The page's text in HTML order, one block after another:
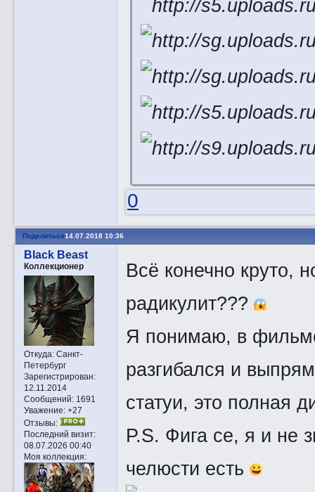
0
Поделиться14.07.2018 10:36
Black Beast
Коллекционер
Откуда:Санкт-
Петербург
Зарегистрирован:
12.11.2014
Сообщений:1691
Уважение: +27
Отзывы:
Последний визит:
08.07.2026 00:40
Моя коллекция:
Всё конечно круто,
радикулит???
Я понимаю, в
разгибался и
статуи, это полная
P.S. Фига се, я и не
челюсти есть